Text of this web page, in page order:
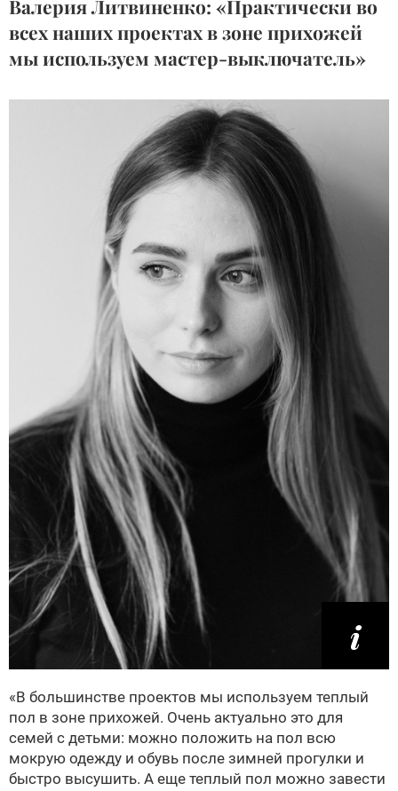
Валерия Литвиненко: «Практически во
всех наших проектах в зоне прихожей
мы используем мастер-выключатель»
«В большинстве проектов мы используем теплый
пол в зоне прихожей. Очень актуально это для
семей с детьми: можно положить на пол всю
мокрую одежду и обувь после зимней прогулки и
быстро высушить. А еще теплый пол можно завести